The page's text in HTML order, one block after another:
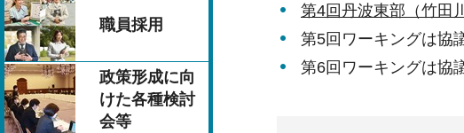
職員採用
政策形成に向
けた各種検討
会等
第4回丹波東部（竹田
第5回ワーキングは協
第6回ワーキングは協